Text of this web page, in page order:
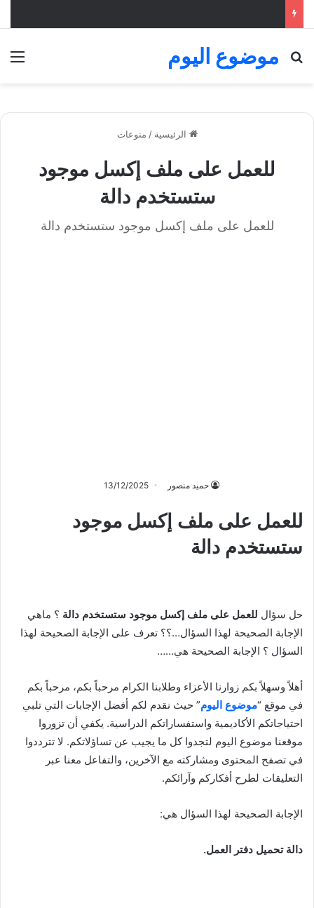
موضوع اليوم
بحث عن
الرئيسية / منوعات
للعمل على ملف إكسل موجود
ستستخدم دالة
للعمل على ملف إكسل موجود ستستخدم دالة
حميد منصور 13/12/2025
للعمل على ملف إكسل موجود
ستستخدم دالة
حل سؤال للعمل على ملف إكسل موجود ستستخدم دالة ؟ ماهي
الإجابة الصحيحة لهذا السؤال…؟؟ تعرف على الإجابة الصحيحة لهذا
السؤال ؟ الإجابة الصحيحة هي……
أهلاً وسهلاً بكم زوارنا الأعزاء وطلابنا الكرام مرحباً بكم، مرحباً بكم
في موقع “موضوع اليوم” حيث نقدم لكم أفضل الإجابات التي تلبي
احتياجاتكم الأكاديمية واستفساراتكم الدراسية. يكفي أن تزوروا
موقعنا موضوع اليوم لتجدوا كل ما يجيب عن تساؤلاتكم. لا تترددوا
في تصفح المحتوى ومشاركته مع الآخرين، والتفاعل معنا عبر
التعليقات لطرح أفكاركم وآرائكم.
الإجابة الصحيحة لهذا السؤال هي:
دالة تحميل دفتر العمل.